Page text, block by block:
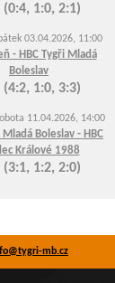
(0:4, 1:0, 2:1)
03.04.2026, 11:00
- HBC Tygři Mladá
Boleslav
(4:2, 1:0, 3:3)
11.04.2026, 14:00
Mladá Boleslav - HBC
Králové 1988
(3:1, 1:2, 2:0)
mb.cz